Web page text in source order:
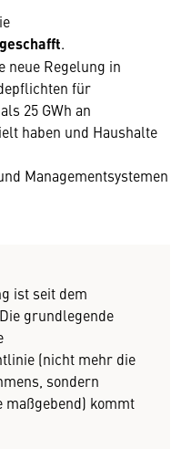
.
neue Regelung in
für
25 GWh an
haben und Haushalte
Managementsystemen
ist seit dem
grundlegende
(nicht mehr die
sondern
maßgebend) kommt